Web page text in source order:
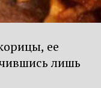
ее
лишь